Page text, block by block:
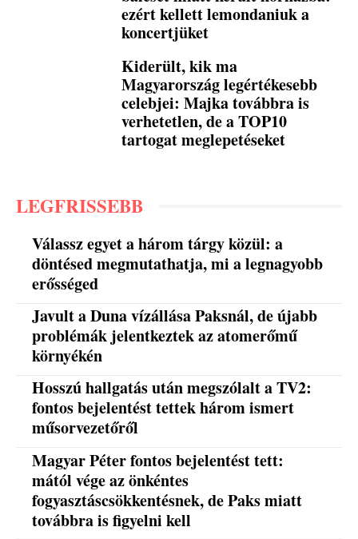
ezért kellett lemondaniuk a
koncertjüket
Kiderült, kik ma
Magyarország legértékesebb
celebjei: Majka továbbra is
verhetetlen, de a TOP10
tartogat meglepetéseket
LEGFRISSEBB
Válassz egyet a három tárgy közül: a
döntésed megmutathatja, mi a legnagyobb
erősséged
Javult a Duna vízállása Paksnál, de újabb
problémák jelentkeztek az atomerőmű
környékén
Hosszú hallgatás után megszólalt a TV2:
fontos bejelentést tettek három ismert
műsorvezetőről
Magyar Péter fontos bejelentést tett:
mától vége az önkéntes
fogyasztáscsökkentésnek, de Paks miatt
továbbra is figyelni kell